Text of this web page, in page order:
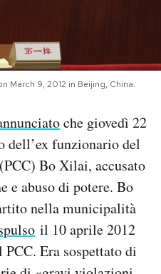
March 9, 2012 in Beijing, China.
che giovedì 22
dell’ex funzionario del
Bo Xilai, accusato
e abuso di potere. Bo
nella municipalità
il 10 aprile 2012
Era sospettato di